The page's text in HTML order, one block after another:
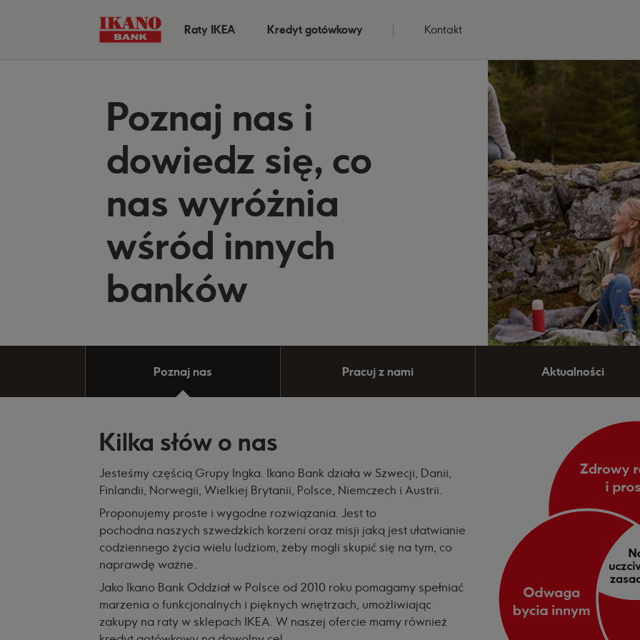
Raty IKEA Kredyt gotówkowy Kontakt
Poznaj nas i
dowiedz się, co
nas wyróżnia
wśród innych
banków
Poznaj nas Pracuj z nami Aktualności
Kilka słów o nas
Jesteśmy częścią Grupy Ingka. Ikano Bank działa w Szwecji, Danii,
Finlandii, Norwegii, Wielkiej Brytanii, Polsce, Niemczech i Austrii.
Proponujemy proste i wygodne rozwiązania. Jest to
pochodna naszych szwedzkich korzeni oraz misji jaką jest ułatwianie
codziennego życia wielu ludziom, żeby mogli skupić się na tym, co
naprawdę ważne.
Jako Ikano Bank Oddział w Polsce od 2010 roku pomagamy spełniać
marzenia o funkcjonalnych i pięknych wnętrzach, umożliwiając
zakupy na raty w sklepach IKEA. W naszej ofercie mamy również